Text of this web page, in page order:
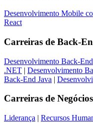
Desenvolvimento Mobile
React
Carreiras de Back-
Desenvolvimento Back-
.NET | Desenvolvimento
Back-End Java |
Carreiras de Negócios
Liderança | Recursos